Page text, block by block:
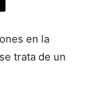
en la
trata de un